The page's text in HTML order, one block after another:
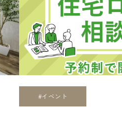
#イベント